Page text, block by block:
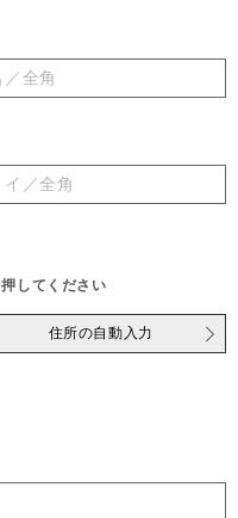
してください
住所の自動入力